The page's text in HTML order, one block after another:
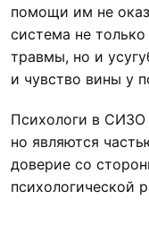
помощи им не
система не
травмы, но и
и чувство вины у
Психологи в СИЗО
но являются
доверие со
психологической